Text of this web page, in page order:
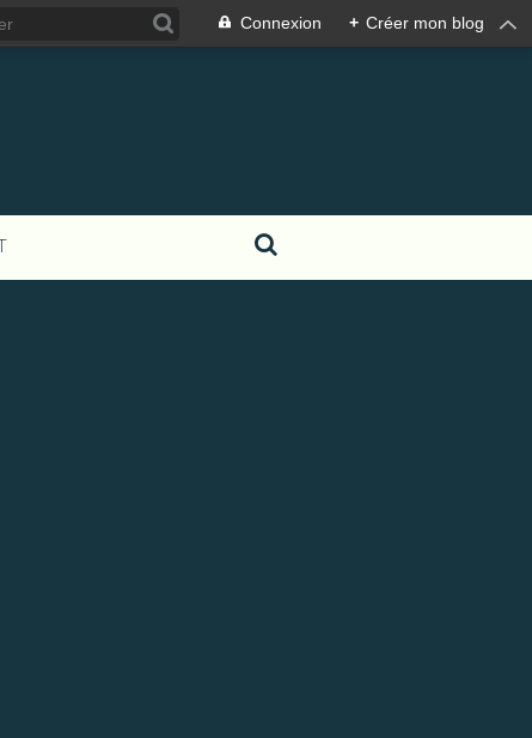
Connexion + Créer mon blog